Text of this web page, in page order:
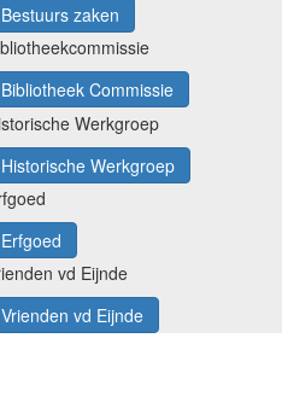
Bestuurs zaken
Bibliotheek Commissie
Historische Werkgroep
Erfgoed
Vrienden vd Eijnde